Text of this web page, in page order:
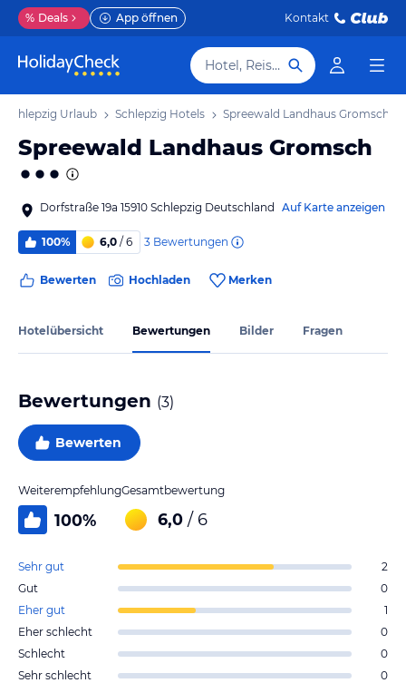
% Deals App öffnen Kontakt
Hotel, Reiseziel
Schlepzig Urlaub Schlepzig Hotels Spreewald Landhaus Gromsch
Spreewald Landhaus Gromsch
Dorfstraße 19a 15910 Schlepzig Deutschland Auf Karte anzeigen
100% 6,0 / 6 3 Bewertungen
Bewerten Hochladen Merken
Hotelübersicht Bewertungen Bilder Fragen
Bewertungen (3)
Bewerten
Weiterempfehlung
100%
Gesamtbewertung
6,0 / 6
Sehr gut
2
Gut
0
Eher gut
1
Eher schlecht
0
Schlecht
0
Sehr schlecht
0